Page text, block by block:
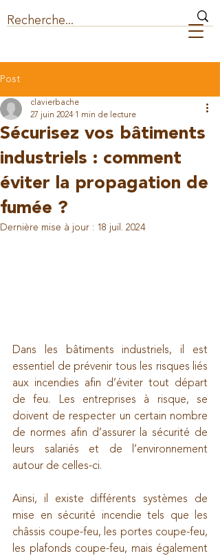
Post
Sécurisez vos bâtiments
industriels : comment
éviter la propagation de
fumée ?
clavierbache
27 juin 2024 1 min de lecture
Dernière mise à jour : 18 juil. 2024
Dans les bâtiments industriels, il est
essentiel de prévenir tous les risques liés
aux incendies afin d’éviter tout départ
de feu. Les entreprises à risque, se
doivent de respecter un certain nombre
de normes afin d’assurer la sécurité de
leurs salariés et de l’environnement
autour de celles-ci.
Ainsi, il existe différents systèmes de
mise en sécurité incendie tels que les
châssis coupe-feu, les portes coupe-feu,
les plafonds coupe-feu, mais également